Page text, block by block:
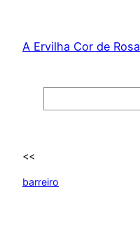
content
A Ervilha Cor de Rosa
<<
barreiro